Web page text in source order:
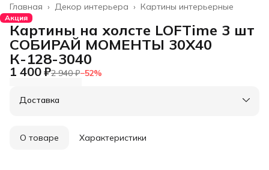
Картины интерьерные
Декор интерьера ›
Главная ›
Акция
Картины на холсте LOFTime 3 шт
СОБИРАЙ МОМЕНТЫ 30Х40
К-128-3040
1 400 ₽2 940 ₽−52%
Доставка
О товаре Характеристики